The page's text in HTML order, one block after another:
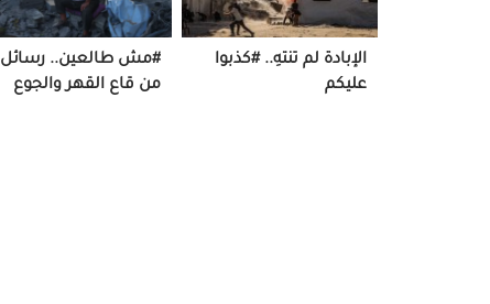
الإبادة لم تنتهِ.. #كذبوا
عليكم
#مش طالعين.. رسائل
من قاع القهر والجوع